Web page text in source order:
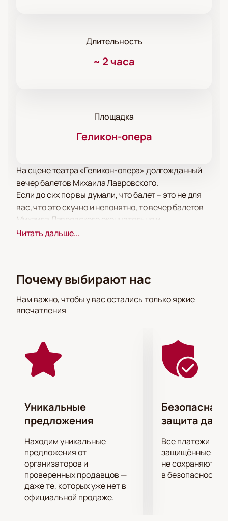
Длительность
~ 2 часа
Площадка
Геликон-опера
На сцене театра «Геликон-опера» долгожданный
вечер балетов Михаила Лавровского.
Если до сих пор вы думали, что балет – это не для
вас, что это скучно и непонятно, то вечер балетов
Михаила Лавровского окончательно и
бесповоротно убедит вас в обратном!
Прекрасная музыка, написанная специально для
переживания и эмоции героев. Язык тела и музыки
передает мысли, чувства и мотивы героев точнее,
Приготовьтесь ловить каждое па и каждый жест, и
вы поймете, что язык балета куда выразительнее и
понятнее любых слов!
Читать дальше...
Почему выбирают нас
Нам важно, чтобы у вас остались только яркие
впечатления
Уникальные
предложения
Находим уникальные
предложения от
организаторов и
проверенных продавцов —
даже те, которых уже нет в
официальной продаже.
Безопасная
защита
Все платежи
защищённые
не сохраняются
в безопасности.